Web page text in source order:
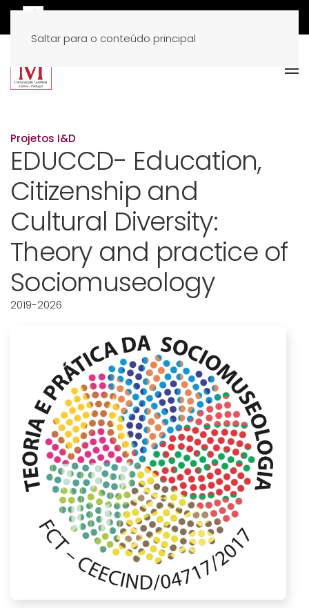
Saltar para o conteúdo principal
Projetos I&D
EDUCCD- Education,
Citizenship and
Cultural Diversity:
Theory and practice of
Sociomuseology
2019-2026